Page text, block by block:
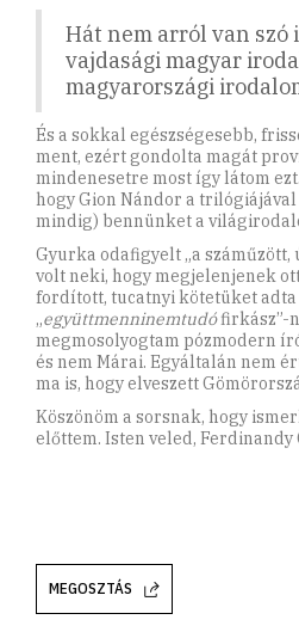
Hát nem arról van szó
vajdasági magyar
magyarországi
És a sokkal egészségesebb,
ment, ezért gondolta magát
mindenesetre most így látom
hogy Gion Nándor a
mindig) bennünket a
Gyurka odafigyelt „a
volt neki, hogy megjelenjenek
fordított, tucatnyi kötetüket
„együttmenninemtudófirkász”-
megmosolyogtam pózmodern
és nem Márai. Egyáltalán nem
ma is, hogy elveszett
Köszönöm a sorsnak, hogy
előttem. Isten veled, Ferdinandy
MEGOSZTÁS